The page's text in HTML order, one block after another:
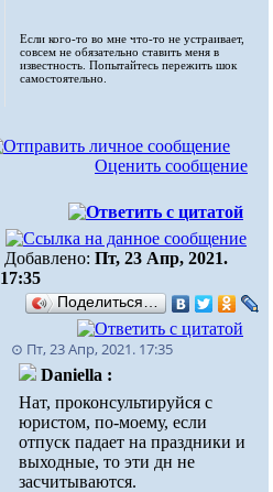
Если кого-то во мне что-то не устраивает,
совсем не обязательно ставить меня в
известность. Попытайтесь пережить шок
самостоятельно.
Оценить сообщение
Добавлено: Пт, 23 Апр, 2021.
17:35
Поделиться…
⊙ Пт, 23 Апр, 2021. 17:35
Daniella :
Нат, проконсультируйся с
юристом, по-моему, если
отпуск падает на праздники и
выходные, то эти дн не
засчитываются.